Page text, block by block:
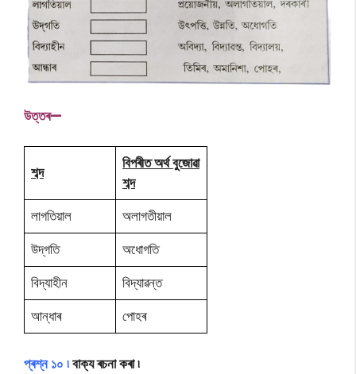
উত্তৰ—
শব্দ
বিপৰীত অৰ্থ বুজোৱা
শব্দ
লাগতিয়াল
অলাগতীয়াল
উদ্‌গতি
অধোগতি
বিদ্যাহীন
বিদ্যাৱন্ত
আন্ধাৰ
পোহৰ
প্ৰশ্ন ১০ ৷বাক্য ৰচনা কৰা ৷